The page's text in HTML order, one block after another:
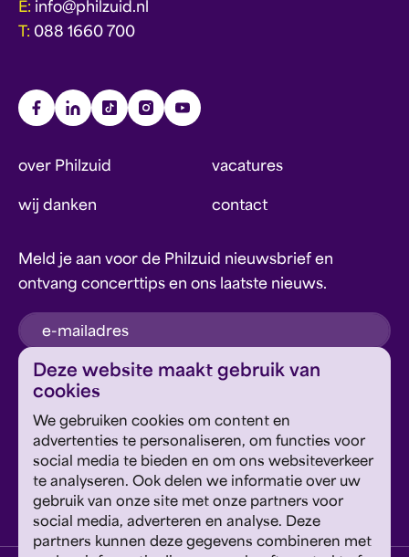
Deze website maakt gebruik van
cookies
We gebruiken cookies om content en
advertenties te personaliseren, om functies voor
social media te bieden en om ons websiteverkeer
te analyseren. Ook delen we informatie over uw
gebruik van onze site met onze partners voor
social media, adverteren en analyse. Deze
partners kunnen deze gegevens combineren met
E: info@philzuid.nl
T: 088 1660 700
over Philzuid vacatures
wij danken contact
Meld je aan voor de Philzuid nieuwsbrief en
ontvang concerttips en ons laatste nieuws.
inschrijven
Google's Privacyverklaring en Servicevoorwaarden
van toepassing.
Geef om Philzuid en steun ons!
steun ons